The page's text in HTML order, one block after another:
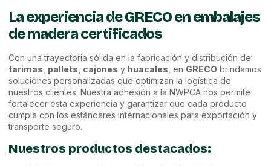
La experiencia de GRECO en embalajes
de madera certificados
Con una trayectoria sólida en la fabricación y distribución de
tarimas pallets, cajones y huacales , en GRECO brindamos
soluciones personalizadas que optimizan la logística de
nuestros clientes. Nuestra adhesión a la NWPCA nos permite
fortalecer esta experiencia y garantizar que cada producto
cumpla con los estándares internacionales para exportación y
transporte seguro.
Nuestros productos destacados: